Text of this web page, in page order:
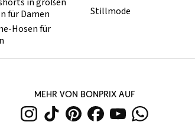
für Damen
Hosen für
Stillmode
MEHR VON BONPRIX AUF